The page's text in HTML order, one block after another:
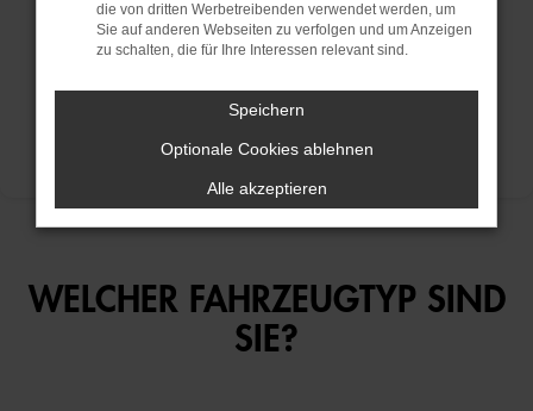
WELCHER FAHRZEUGTYP SIND
SIE?
die von dritten Werbetreibenden verwendet werden, um
Sie auf anderen Webseiten zu verfolgen und um Anzeigen
zu schalten, die für Ihre Interessen relevant sind.
Speichern
Optionale Cookies ablehnen
Alle akzeptieren